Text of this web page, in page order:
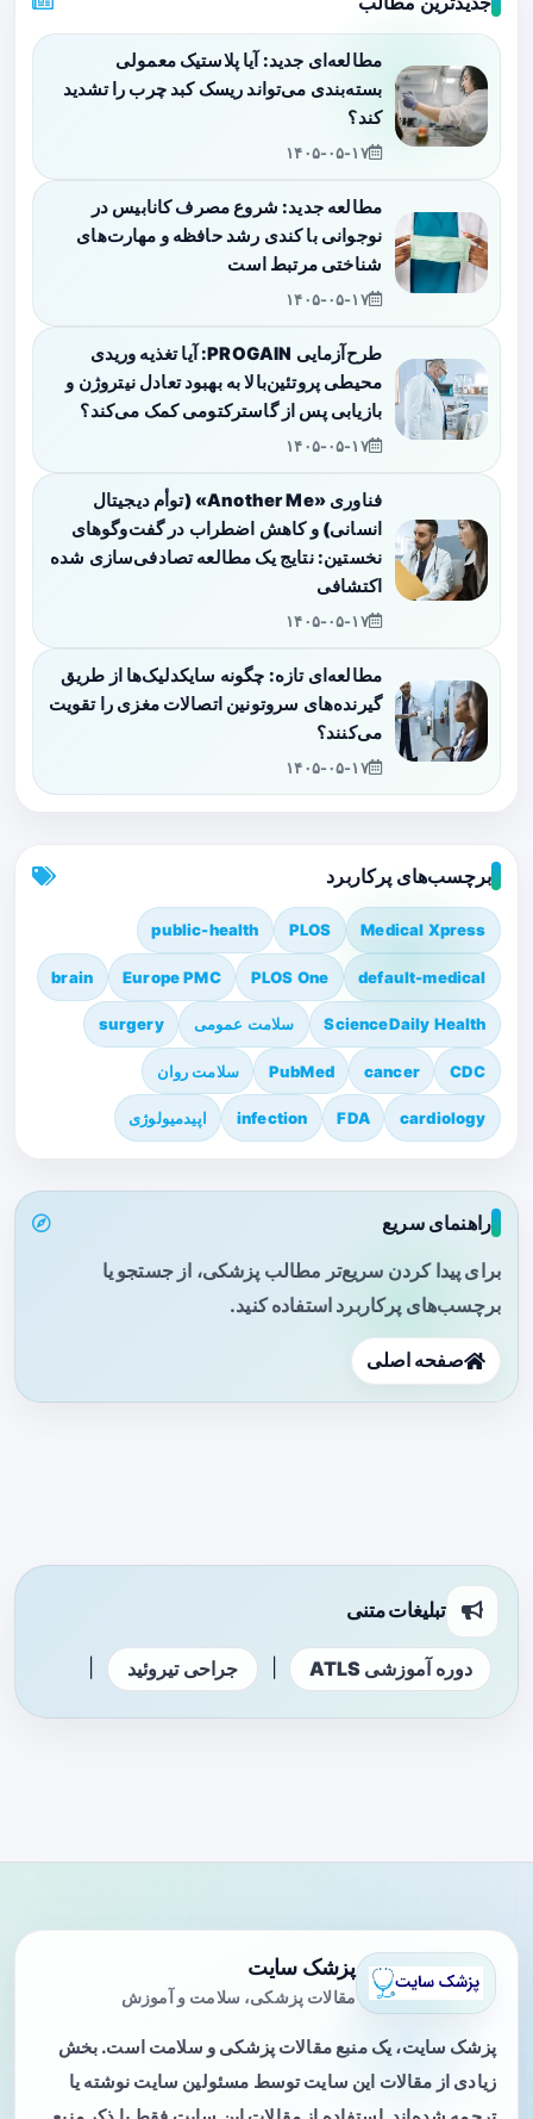
مطالعه‌ای جدید: آیا پلاستیک معمولی
بسته‌بندی می‌تواند ریسک کبد چرب را تشدید
کند؟
۱۴۰۵-۰۵-۱۷
مطالعه جدید: شروع مصرف کانابیس در
نوجوانی با کندی رشد حافظه و مهارت‌های
شناختی مرتبط است
۱۴۰۵-۰۵-۱۷
طرح‌آزمایی PROGAIN: آیا تغذیه وریدی
محیطی پروتئین‌بالا به بهبود تعادل نیتروژن و
بازیابی پس از گاسترکتومی کمک می‌کند؟
۱۴۰۵-۰۵-۱۷
فناوری «Another Me» (توأم دیجیتال
انسانی) و کاهش اضطراب در گفت‌وگوهای
نخستین: نتایج یک مطالعه تصادفی‌سازی شده
اکتشافی
۱۴۰۵-۰۵-۱۷
مطالعه‌ای تازه: چگونه سایکدلیک‌ها از طریق
گیرنده‌های سروتونین اتصالات مغزی را تقویت
می‌کنند؟
۱۴۰۵-۰۵-۱۷
برچسب‌های پرکاربرد
Medical Xpress
PLOS
public-health
default-medical
PLOS One
Europe PMC
brain
ScienceDaily Health سلامت عمومی surgery
CDC
cancer
PubMed سلامت روان
cardiology
FDA
infection اپیدمیولوژی
راهنمای سریع
برای پیدا کردن سریع‌تر مطالب پزشکی، از جستجو یا
برچسب‌های پرکاربرد استفاده کنید.
صفحه اصلی
تبلیغات متنی
دوره آموزشی ATLS جراحی تیروئید
پزشک سایت
مقالات پزشکی، سلامت و آموزش
پزشک سایت، یک منبع مقالات پزشکی و سلامت است. بخش
زیادی از مقالات این سایت توسط مسئولین سایت نوشته یا